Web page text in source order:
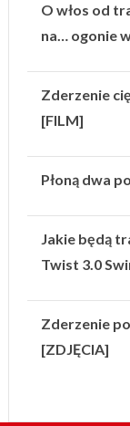
O włos od
na… ogonie
Zderzenie
[FILM]
Płoną dwa
Jakie będą
Twist 3.0
Zderzenie
[ZDJĘCIA]